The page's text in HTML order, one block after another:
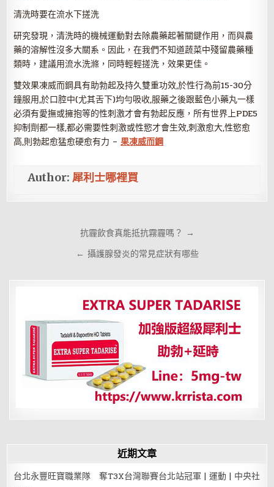
清洗時要在流水下搓洗
研究發現，清洗時的機械運動對去除農藥起著關鍵作用，而與農
藥的溶解性沒多大關系。因此，在我們不知道蔬菜中殘留農藥種
類時，建議用流水洗滌，同時輕輕搓洗，效果更佳。
雙效果凍威而鋼具有助勃起及持久雙重功效,於性行為前15-30分
鐘服用,於口腔中(尤其舌下)均勻吸收,服藥之後跟藍色小藥丸一樣
必須有愛撫或擁抱等的性刺激才會有勃起反應，所有世界上PDE5
抑制劑都一樣,都必需要性刺激或性慾才會生效,刺激愈大,性慾愈
高,則勃起愈猛愈硬愈有力 –果凍威而鋼
Author:犀利士哪裡買
覽
抗霾飲食真能抵抗霧霾嗎？ →
← 攝護腺發炎的常見症狀有哪些
近期文章
台北永豐旺寶職業隊 奪T3X台灣聯賽台北站冠軍 | 運動 | 中央社